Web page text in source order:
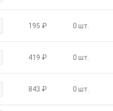
195 ₽ 0 шт.
419 ₽ 0 шт.
843 ₽ 0 шт.